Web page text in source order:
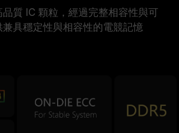
質 IC 顆粒，經過完整相容性與可
具穩定性與相容性的電競記憶